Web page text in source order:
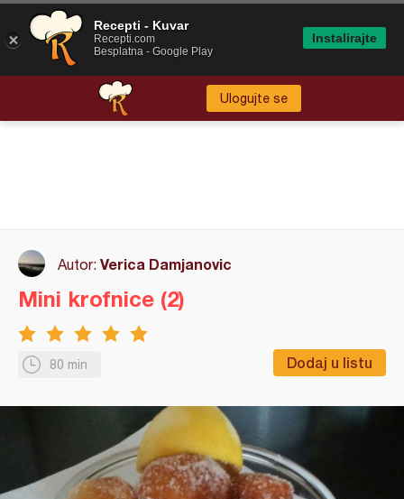
Ulogujte se
Autor: Verica Damjanovic
80 min Dodaj u listu
Mini krofnice (2)
Recepti - Kuvar
Recepti.com
Besplatna - Google Play
Instalirajte